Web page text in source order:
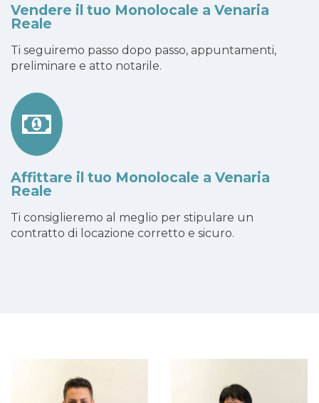
Vendere il tuo Monolocale a Venaria
Reale
Ti seguiremo passo dopo passo, appuntamenti,
preliminare e atto notarile.
Affittare il tuo Monolocale a Venaria
Reale
Ti consiglieremo al meglio per stipulare un
contratto di locazione corretto e sicuro.